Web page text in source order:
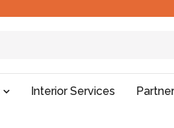
Interior Services